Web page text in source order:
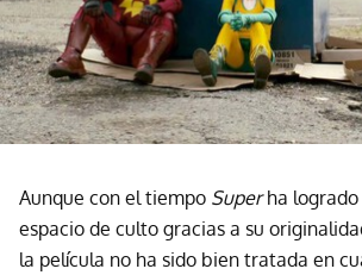
Aunque con el tiempo Superha logrado
espacio de culto gracias a su
la película no ha sido bien tratada en